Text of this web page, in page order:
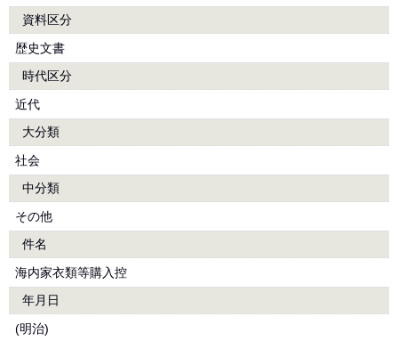
資料区分
歴史文書
時代区分
近代
大分類
社会
中分類
その他
件名
海内家衣類等購入控
年月日
(明治)